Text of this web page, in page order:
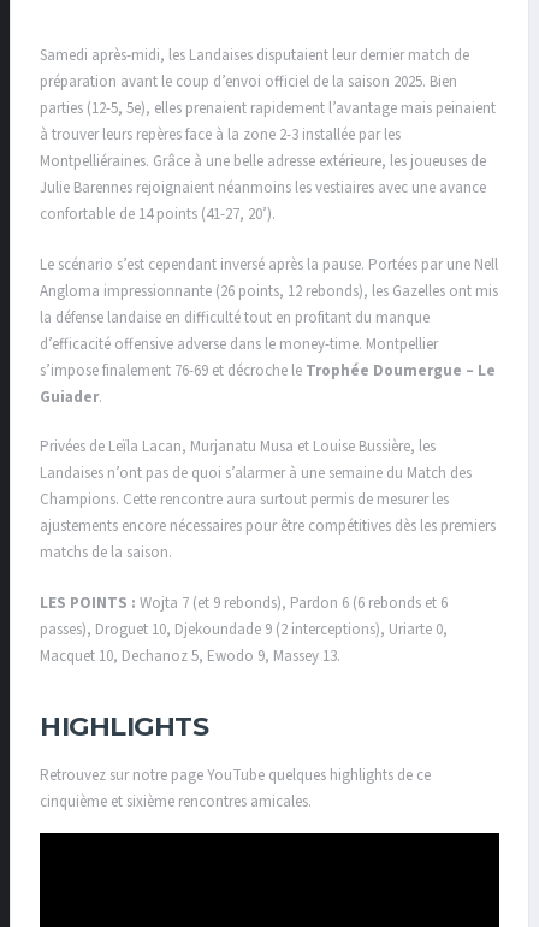
Samedi après-midi, les Landaises disputaient leur dernier match de
préparation avant le coup d’envoi officiel de la saison 2025. Bien
parties (12-5, 5e), elles prenaient rapidement l’avantage mais peinaient
à trouver leurs repères face à la zone 2-3 installée par les
Montpelliéraines. Grâce à une belle adresse extérieure, les joueuses de
Julie Barennes rejoignaient néanmoins les vestiaires avec une avance
confortable de 14 points (41-27, 20’).
Le scénario s’est cependant inversé après la pause. Portées par une Nell
Angloma impressionnante (26 points, 12 rebonds), les Gazelles ont mis
la défense landaise en difficulté tout en profitant du manque
d’efficacité offensive adverse dans le money-time. Montpellier
s’impose finalement 76-69 et décroche le Trophée Doumergue – Le
Guiader.
Privées de Leïla Lacan, Murjanatu Musa et Louise Bussière, les
Landaises n’ont pas de quoi s’alarmer à une semaine du Match des
Champions. Cette rencontre aura surtout permis de mesurer les
ajustements encore nécessaires pour être compétitives dès les premiers
matchs de la saison.
LES POINTS : Wojta 7 (et 9 rebonds), Pardon 6 (6 rebonds et 6
passes), Droguet 10, Djekoundade 9 (2 interceptions), Uriarte 0,
Macquet 10, Dechanoz 5, Ewodo 9, Massey 13.
HIGHLIGHTS
Retrouvez sur notre page YouTube quelques highlights de ce
cinquième et sixième rencontres amicales.